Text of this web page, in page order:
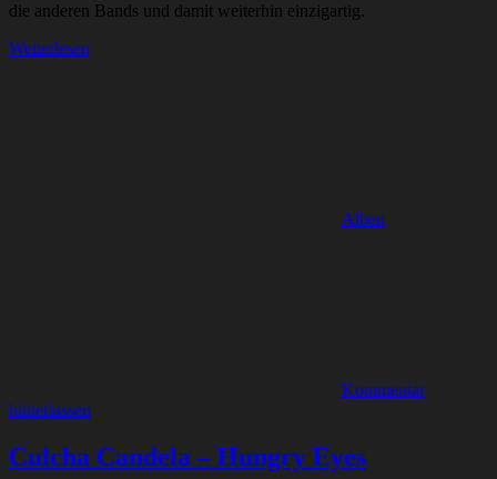
die anderen Bands und damit weiterhin einzigartig.
Weiterlesen
Alben
Kommentar
hinterlassen
Culcha Candela – Hungry Eyes